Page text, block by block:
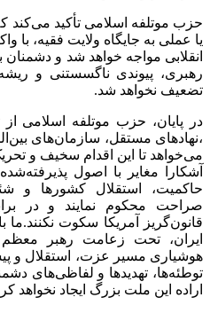
حزب موتلفه اسلامی تأکید
یا عملی به جایگاه ولایت فقیه، با
انقلابی مواجه خواهد شد و دشمنان
رهبری، پیوندی ناگسستنی و
تضعیف نخواهد شد.
در پایان، حزب موتلفه اسلامی
،نهادهای مستقل، سازمان‌های
می‌خواهد تا این اقدام سخیف و
آشکارا مغایر با اصول
حاکمیت، استقلال کشورها و
صراحت محکوم نمایند و در
قانون‌گریز آمریکا سکوت نکنند.ما
ایران، تحت زعامت رهبر معظم
هوشیاری مسیر عزت، استقلال و
توطئه‌ها، تهدیدها و لفاظی‌های
اراده این ملت بزرگ ایجاد نخواهد